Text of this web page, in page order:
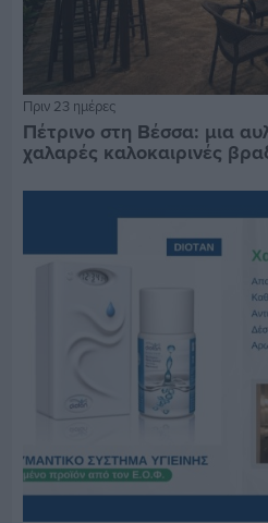
Πριν 23 ημέρες
Πέτρινο στη Βέσσα: μια
χαλαρές καλοκαιρινές